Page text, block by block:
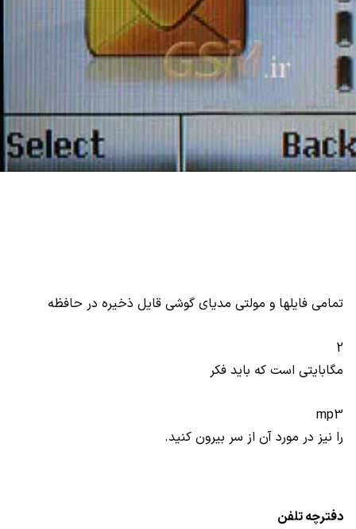
تمامی فایلها و مولتی مدیای گوشی قایل ذخیره در حافظه
2
مگابایتی است که باید فکر
mp3
را نیز در مورد آن از سر بیرون کنید.
دفترچه تلفن